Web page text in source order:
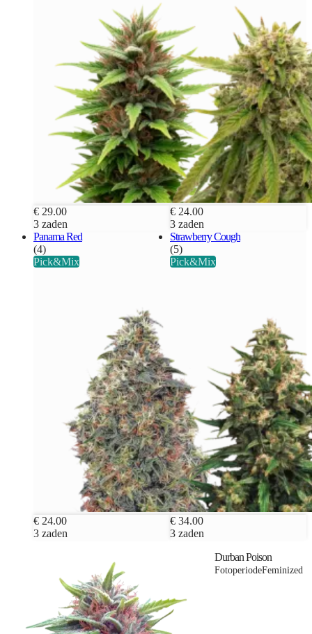
€ 29.00
3 zaden
€ 24.00
3 zaden
Panama Red
(4)
Pick&Mix
€ 24.00
3 zaden
Strawberry Cough
(5)
Pick&Mix
€ 34.00
3 zaden
Durban Poison
FotoperiodeFeminized